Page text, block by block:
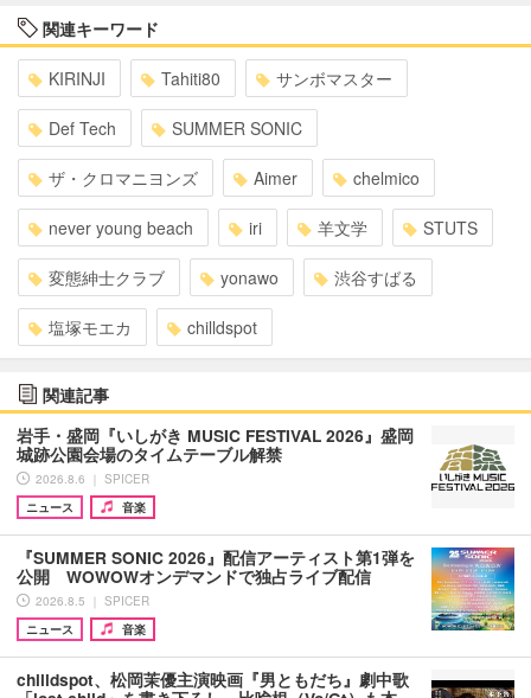
関連キーワード
KIRINJI Tahiti80 サンボマスター
Def Tech SUMMER SONIC
ザ・クロマニヨンズ Aimer chelmico
never young beach iri 羊文学 STUTS
変態紳士クラブ yonawo 渋谷すばる
塩塚モエカ chilldspot
関連記事
岩手・盛岡『いしがき MUSIC FESTIVAL 2026』盛岡
城跡公園会場のタイムテーブル解禁
2026.8.6 ｜ SPICER
ニュース
音楽
『SUMMER SONIC 2026』配信アーティスト第1弾を
公開 WOWOWオンデマンドで独占ライブ配信
2026.8.5 ｜ SPICER
ニュース
音楽
chilldspot、松岡茉優主演映画『男ともだち』劇中歌